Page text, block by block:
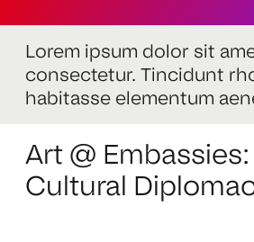
Lorem ipsum dolor sit
consectetur. Tincidunt
habitasse elementum
Art @
Cultural